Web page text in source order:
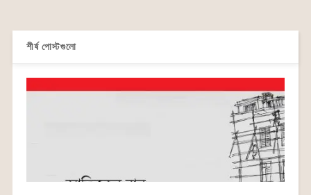
শীর্ষ পোস্টগুলো